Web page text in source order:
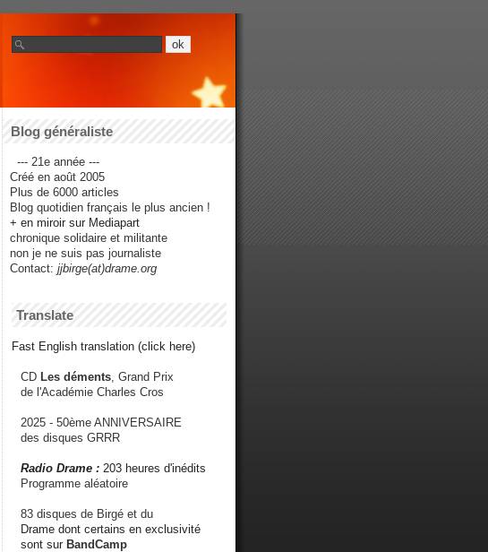
Blog généraliste
--- 21e année ---
Créé en août 2005
Plus de 6000 articles
Blog quotidien français le plus ancien !
+ en miroir sur Mediapart
chronique solidaire et militante
non je ne suis pas journaliste
Contact: jjbirge(at)drame.org
Translate
Fast English translation (click here)
CD Les déments , Grand Prix
de l'Académie Charles Cros
2025 - 50ème ANNIVERSAIRE
des disques GRRR
Radio Drame : 203 heures d'inédits
Programme aléatoire
83 disques de Birgé et du
Drame dont certains en exclusivité
sont sur BandCamp